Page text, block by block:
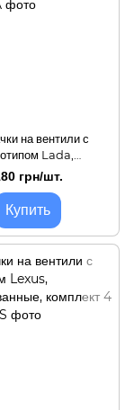
на вентили с
Lada,
комплект 4
шт.
грн/шт.
Купить